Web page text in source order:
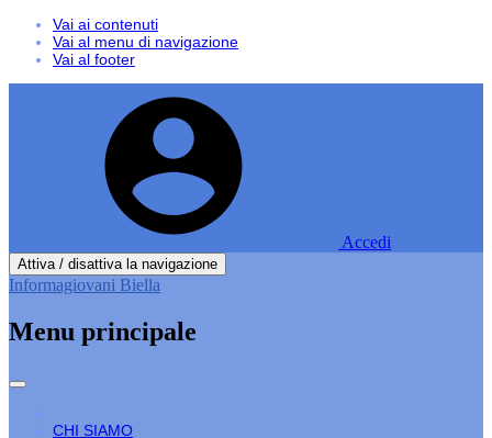
Vai ai contenuti
Vai al menu di navigazione
Vai al footer
Accedi
Attiva / disattiva la navigazione
Informagiovani Biella
Menu principale
CHI SIAMO